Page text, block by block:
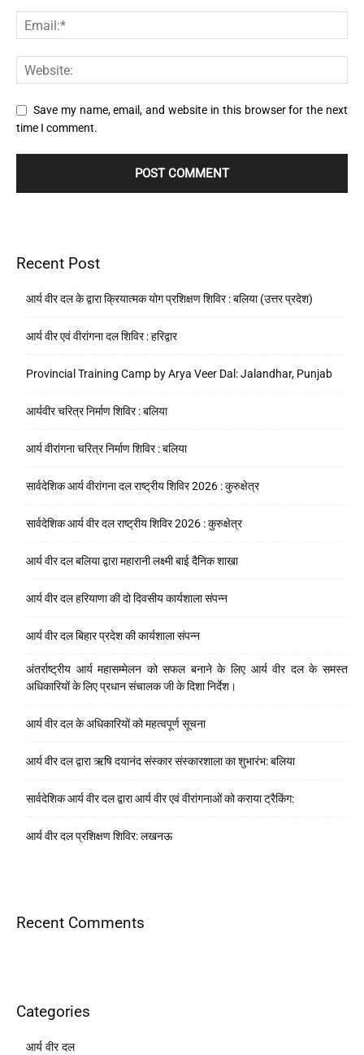
Save my name, email, and website in this browser for the next
time I comment.
Recent Post
आर्य वीर दल के द्वारा क्रियात्मक योग प्रशिक्षण शिविर : बलिया (उत्तर प्रदेश)
आर्य वीर एवं वीरांगना दल शिविर : हरिद्वार
Provincial Training Camp by Arya Veer Dal: Jalandhar, Punjab
आर्यवीर चरित्र निर्माण शिविर : बलिया
आर्य वीरांगना चरित्र निर्माण शिविर : बलिया
सार्वदेशिक आर्य वीरांगना दल राष्ट्रीय शिविर 2026 : कुरुक्षेत्र
सार्वदेशिक आर्य वीर दल राष्ट्रीय शिविर 2026 : कुरुक्षेत्र
आर्य वीर दल बलिया द्वारा महारानी लक्ष्मी बाई दैनिक शाखा
आर्य वीर दल हरियाणा की दो दिवसीय कार्यशाला संपन्न
आर्य वीर दल बिहार प्रदेश की कार्यशाला संपन्न
अंतर्राष्ट्रीय आर्य महासम्मेलन को सफल बनाने के लिए आर्य वीर दल के समस्त
अधिकारियों के लिए प्रधान संचालक जी के दिशा निर्देश।
आर्य वीर दल के अधिकारियों को महत्वपूर्ण सूचना
आर्य वीर दल द्वारा ऋषि दयानंद संस्कार संस्कारशाला का शुभारंभ: बलिया
सार्वदेशिक आर्य वीर दल द्वारा आर्य वीर एवं वीरांगनाओं को कराया ट्रैकिंग:
आर्य वीर दल प्रशिक्षण शिविर: लखनऊ
Recent Comments
Categories
आर्य वीर दल